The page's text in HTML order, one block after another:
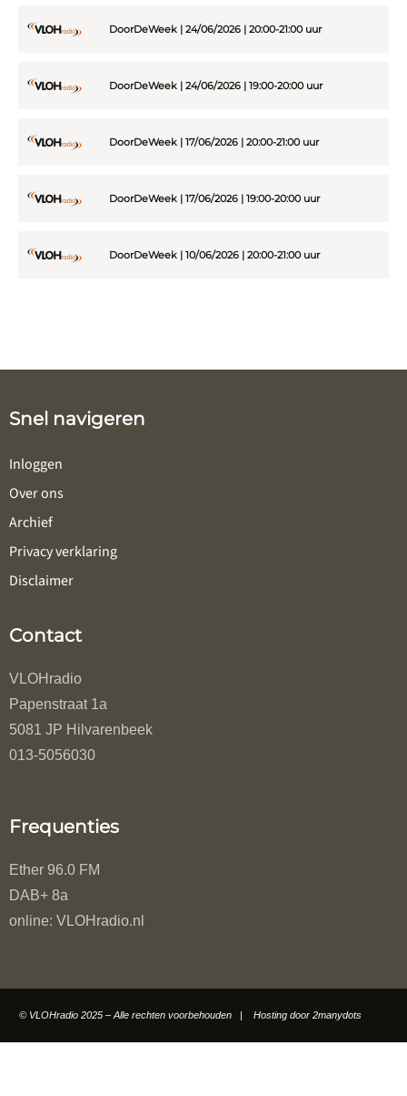
DoorDeWeek | 24/06/2026 | 20:00-21:00 uur
DoorDeWeek | 24/06/2026 | 19:00-20:00 uur
DoorDeWeek | 17/06/2026 | 20:00-21:00 uur
DoorDeWeek | 17/06/2026 | 19:00-20:00 uur
DoorDeWeek | 10/06/2026 | 20:00-21:00 uur
Snel navigeren
Inloggen
Over ons
Archief
Privacy verklaring
Disclaimer
Contact
VLOHradio
Papenstraat 1a
5081 JP Hilvarenbeek
013-5056030
Frequenties
Ether 96.0 FM
DAB+ 8a
online: VLOHradio.nl
© VLOHradio 2025 – Alle rechten voorbehouden | Hosting door 2manydots